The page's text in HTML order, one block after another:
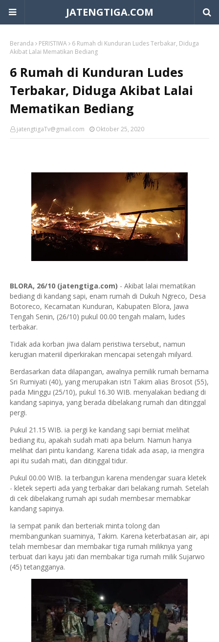
JATENGTIGA.COM
Beranda PERISTIWA
6 Rumah di Kunduran Ludes Terbakar, Diduga
Akibat Lalai Mematikan Bediang
6 Rumah di Kunduran Ludes
Terbakar, Diduga Akibat Lalai
Mematikan Bediang
jatengtigaTv@gmail.com Oktober 25, 2020
BLORA, 26/10 (jatengtiga.com) - Akibat lalai mematikan
bediang di kandang sapi, enam rumah di Dukuh Ngreco, Desa
Botoreco, Kecamatan Kunduran, Kabupaten Blora, Jawa
Tengah Senin, (26/10) pukul 00.00 tengah malam, ludes
terbakar.
Tidak ada korban jiwa dalam peristiwa tersebut, namun
kerugian materiil diperkirakan mencapai setengah milyard.
Berdasarkan data dilapangan, awalnya pemilik rumah bernama
Sri Rumiyati (40), yang merupakan istri Takim alias Brosot (55),
pada Minggu (25/10), pukul 16.30 WIB. menyalakan bediang di
kandang sapinya, yang berada dibelakang rumah dan ditinggal
pergi.
Pukul 21.15 WIB. ia pergi ke kandang sapi berniat melihat
bediang itu, apakah sudah mati apa belum. Namun hanya
melihat dari pintu kandang. Karena tidak ada asap, ia mengira
api itu sudah mati, dan ditinggal tidur.
Pukul 00.00 WIB. Ia terbangun karena mendengar suara kletek
- kletek seperti ada yang terbakar dari belakang rumah. Setelah
di cek dibelakang rumah api sudah membesar memabkar
kandang sapinya.
Ia sempat panik dan berteriak minta tolong dan
membangunkan suaminya, Takim. Karena keterbatasan air, api
telah membesar dan membakar tiga rumah miliknya yang
terbuat dari kayu jati dan membakar tiga rumah milik Sujarwo
(45) tetangganya.